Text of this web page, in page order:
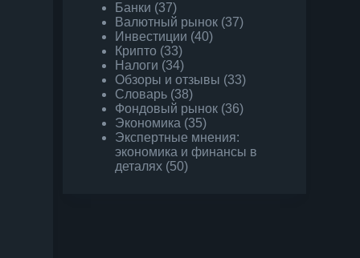
Банки (37)
Валютный рынок (37)
Инвестиции (40)
Крипто (33)
Налоги (34)
Обзоры и отзывы (33)
Словарь (38)
Фондовый рынок (36)
Экономика (35)
Экспертные мнения:
экономика и финансы в
деталях (50)